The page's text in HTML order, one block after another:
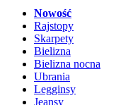
Nowość
Rajstopy
Skarpety
Bielizna
Bielizna nocna
Ubrania
Legginsy
Jeansy